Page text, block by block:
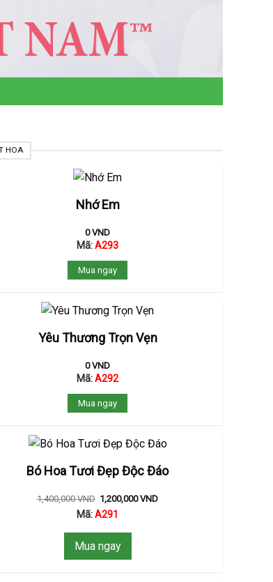
HOA
Nhớ Em
0VND
Mã:A293
Mua ngay
Yêu Thương Trọn Vẹn
0VND
Mã:A292
Mua ngay
Bó Hoa Tươi Đẹp Độc Đáo
1,400,000VND 1,200,000VND
Mã:A291
Mua ngay